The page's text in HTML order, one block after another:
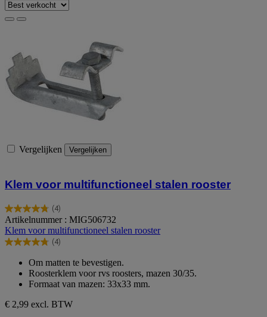
Vergelijken Vergelijken
Klem voor multifunctioneel stalen rooster
(4)
4.8
van
de
5
beoordelingen
Artikelnummer : MIG506732
Klem voor multifunctioneel stalen rooster
(4)
4.8
sterren.
4
beoordelingen
Om matten te bevestigen.
Roosterklem voor rvs roosters, mazen 30/35.
Formaat van mazen: 33x33 mm.
€ 2,99 excl. BTW